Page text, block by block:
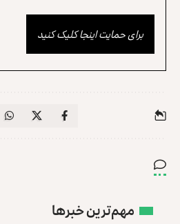
برای حمایت اینجا کلیک کنید
مهم‌ترین خبرها